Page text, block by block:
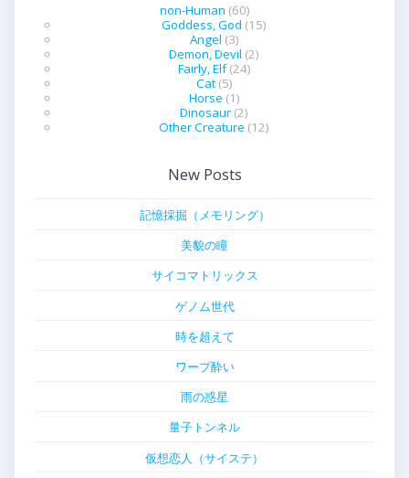
non-Human (60)
Goddess, God (15)
Angel (3)
Demon, Devil (2)
Fairly, Elf(24)
Cat(5)
Horse (1)
Dinosaur (2)
Other Creature (12)
New Posts
記憶採掘（メモリング）
美貌の瞳
サイコマトリックス
ゲノム世代
時を超えて
ワープ酔い
雨の惑星
量子トンネル
仮想恋人（サイステ）